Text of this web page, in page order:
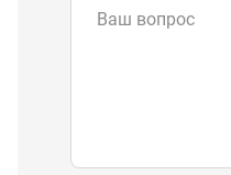
Ваш вопрос